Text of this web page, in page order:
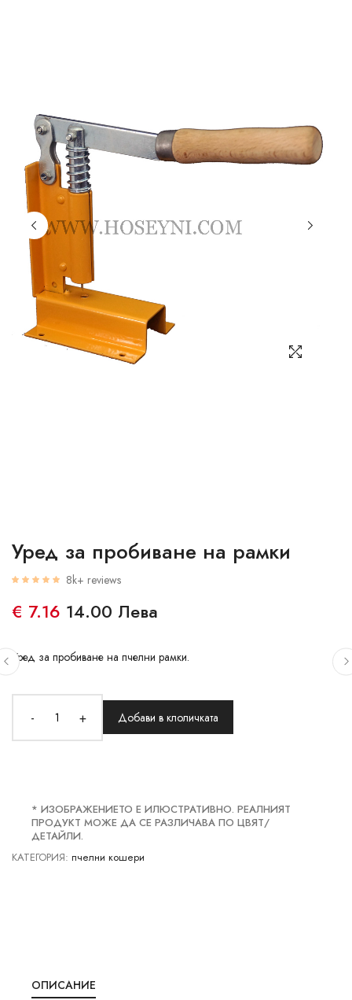
Уред за пробиване на рамки
8k+ reviews
€ 7.16 14.00 Лева
Уред за пробиване на пчелни рамки.
- + Добави в клоличката
* ИЗОБРАЖЕНИЕТО Е ИЛЮСТРАТИВНО. РЕАЛНИЯТ
ПРОДУКТ МОЖЕ ДА СЕ РАЗЛИЧАВА ПО ЦВЯТ/
ДЕТАЙЛИ.
КАТЕГОРИЯ: пчелни кошери
ОПИСАНИЕ